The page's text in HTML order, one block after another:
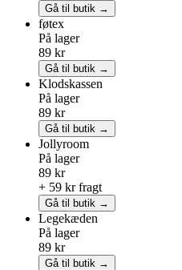
Gå til butik →
føtex
På lager
89 kr
Gå til butik →
Klodskassen
På lager
89 kr
Gå til butik →
Jollyroom
På lager
89 kr
+ 59 kr fragt
Gå til butik →
Legekæden
På lager
89 kr
Gå til butik →